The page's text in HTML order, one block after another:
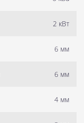
2 кВт
6 мм
6 мм
4 мм